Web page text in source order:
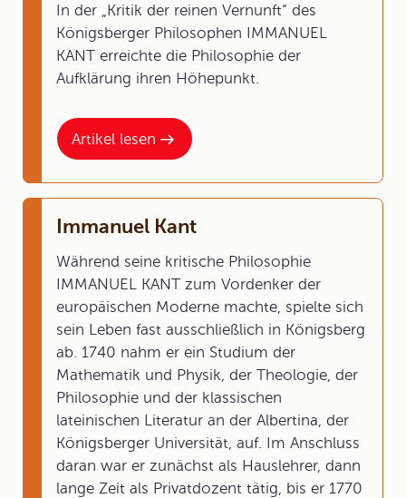
Artikel lesen
In der „Kritik der reinen Vernunft“ des
Königsberger Philosophen IMMANUEL
KANT erreichte die Philosophie der
Aufklärung ihren Höhepunkt.
Immanuel Kant
Während seine kritische Philosophie
IMMANUEL KANT zum Vordenker der
europäischen Moderne machte, spielte sich
sein Leben fast ausschließlich in Königsberg
ab. 1740 nahm er ein Studium der
Mathematik und Physik, der Theologie, der
Philosophie und der klassischen
lateinischen Literatur an der Albertina, der
Königsberger Universität, auf. Im Anschluss
daran war er zunächst als Hauslehrer, dann
lange Zeit als Privatdozent tätig, bis er 1770